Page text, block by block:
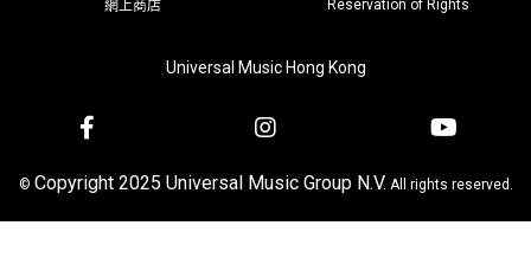
網上商店 Reservation of Rights
Universal Music Hong Kong
© Copyright 2025 Universal Music Group N.V. All rights reserved.